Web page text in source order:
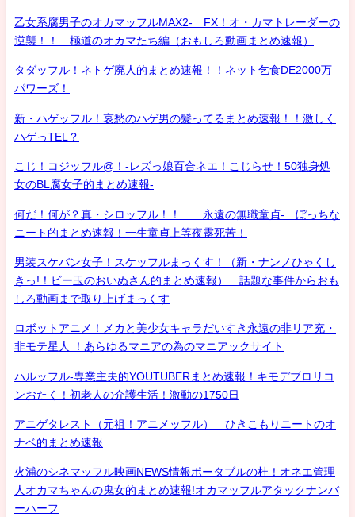
乙女系腐男子のオカマッフルMAX2- FX！オ・カマトレーダーの
逆襲！！ 極道のオカマたち編（おもしろ動画まとめ速報）
タダッフル！ネトゲ廃人的まとめ速報！！ネット乞食DE2000万
パワーズ！
新・ハゲッフル！哀愁のハゲ男の髪ってるまとめ速報！！激しく
ハゲっTEL？
こじ！コジッフル@！-レズっ娘百合ネエ！こじらせ！50独身処
女のBL腐女子的まとめ速報-
何だ！何が？真・シロッフル！！ 永遠の無職童貞- ぼっちな
ニート的まとめ速報！一生童貞上等夜露死苦！
男装スケバン女子！スケッフルまっくす！（新・ナンノひゃくし
きっ!！ビー玉のおいぬさん的まとめ速報） 話題な事件からおも
しろ動画まで取り上げまっくす
ロボットアニメ！メカと美少女キャラだいすき永遠の非リア充・
非モテ星人 ！あらゆるマニアの為のマニアックサイト
ハルッフル-専業主夫的YOUTUBERまとめ速報！キモデブロリコ
ンおたく！初老人の介護生活！激動の1750日
アニゲタレスト（元祖！アニメッフル） ひきこもりニートのオ
ナベ的まとめ速報
火浦のシネマッフル映画NEWS情報ポータブルの杜！オネエ管理
人オカマちゃんの鬼女的まとめ速報!オカマッフルアタックナンバ
ーハーフ